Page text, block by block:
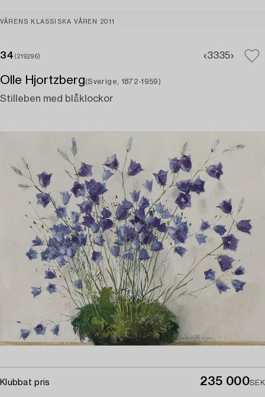
VÅRENS KLASSISKA VÅREN 2011
34 (219296) 3335
Olle Hjortzberg(Sverige, 1872-1959)
Stilleben med blåklockor
Klubbat pris 235 000SEK